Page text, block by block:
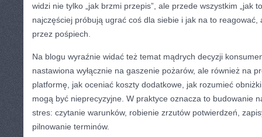
widzi nie tylko „jak brzmi przepis”, ale przede wszystkim „jak
najczęściej próbują ugrać coś dla siebie i jak na to reagować,
przez pośpiech.
Na blogu wyraźnie widać też temat mądrych decyzji
nastawiona wyłącznie na gaszenie pożarów, ale również na
platformę, jak oceniać koszty dodatkowe, jak rozumieć
mogą być nieprecyzyjne. W praktyce oznacza to budowanie
stres: czytanie warunków, robienie zrzutów potwierdzeń,
pilnowanie terminów.